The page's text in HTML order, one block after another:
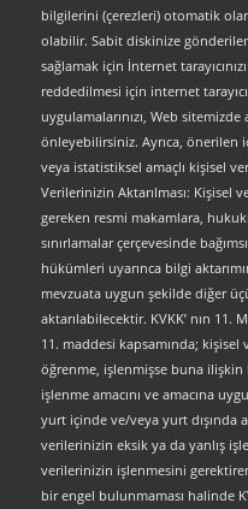
bilgilerini (çerezleri) otomatik
olabilir. Sabit diskinize
sağlamak için İnternet
reddedilmesi için internet
uygulamalarınızı, Web
önleyebilirsiniz. Ayrıca, önerilen
veya istatistiksel amaçlı kişisel
Verilerinizin Aktarılması: Kişisel
gereken resmi makamlara,
sınırlamalar çerçevesinde
hükümleri uyarınca bilgi
mevzuata uygun şekilde diğer
aktarılabilecektir. KVKK’ nın 11.
11. maddesi kapsamında;
öğrenme, işlenmişse buna
işlenme amacını ve amacına
yurt içinde ve/veya yurt dışında
verilerinizin eksik ya da yanlış
verilerinizin işlenmesini
bir engel bulunmaması halinde